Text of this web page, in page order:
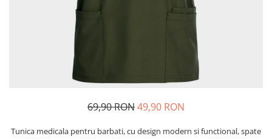
Dosare, folii protectie si mape
Accesorii diverse pentru birou
Arhivare si depozitare
Pixuri metalice
69,90 RON49,90 RON
Tunica medicala pentru barbati, cu design modern si functional, spate